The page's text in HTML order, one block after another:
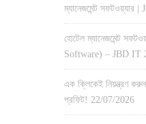
ম্যানেজমেন্ট সফটওয়্যার
হোটেল ম্যানেজমেন্ট
Software) – JBD IT
এক ক্লিকেই নিয়ন্ত্রণ
প্রফিট! 22/07/2026